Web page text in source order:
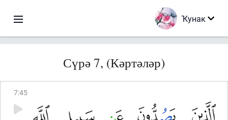
Ҡунак
Сүрә 7, (Кәртәләр)
7:45